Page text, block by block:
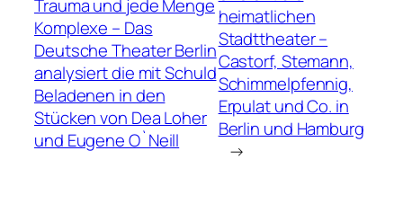
Trauma und jede Menge
Komplexe – Das
Deutsche Theater Berlin
analysiert die mit Schuld
Beladenen in den
Stücken von Dea Loher
und Eugene O`Neill
heimatlichen
Stadttheater –
Castorf, Stemann,
Schimmelpfennig,
Erpulat und Co. in
Berlin und Hamburg
→